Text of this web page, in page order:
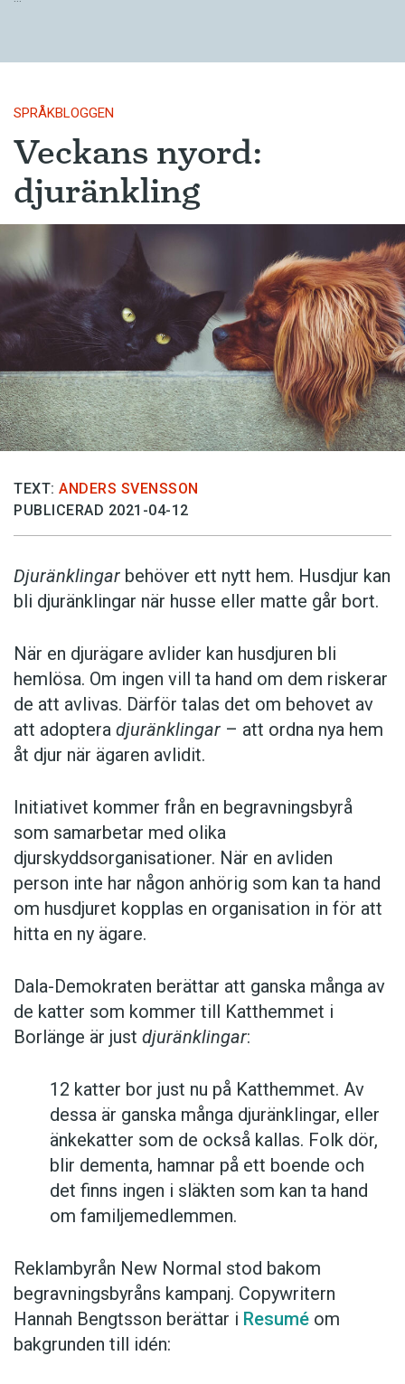
SPRÅKBLOGGEN
Veckans nyord:
djuränkling
TEXT: ANDERS SVENSSON
PUBLICERAD 2021-04-12
Djuränklingar behöver ett nytt hem. Husdjur kan
bli djuränklingar när husse eller matte går bort.
När en djurägare avlider kan husdjuren bli
hemlösa. Om ingen vill ta hand om dem riskerar
de att avlivas. Därför talas det om behovet av
att adoptera djuränklingar – att ordna nya hem
åt djur när ägaren avlidit.
Initiativet kommer från en begravningsbyrå
som samarbetar med olika
djurskyddsorganisationer. När en avliden
person inte har någon anhörig som kan ta hand
om husdjuret kopplas en organisation in för att
hitta en ny ägare.
Dala-Demokraten berättar att ganska många av
de katter som kommer till Katthemmet i
Borlänge är just djuränklingar:
12 katter bor just nu på Katthemmet. Av
dessa är ganska många djuränklingar, eller
änkekatter som de också kallas. Folk dör,
blir dementa, hamnar på ett boende och
det finns ingen i släkten som kan ta hand
om familjemedlemmen.
Reklambyrån New Normal stod bakom
begravningsbyråns kampanj. Copywritern
Hannah Bengtsson berättar i Resumé om
bakgrunden till idén: